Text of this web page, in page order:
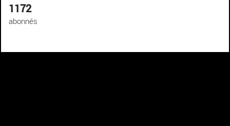
1172
abonnés